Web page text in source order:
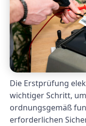
Die Erstprüfung
wichtiger Schritt,
ordnungsgemäß
erforderlichen